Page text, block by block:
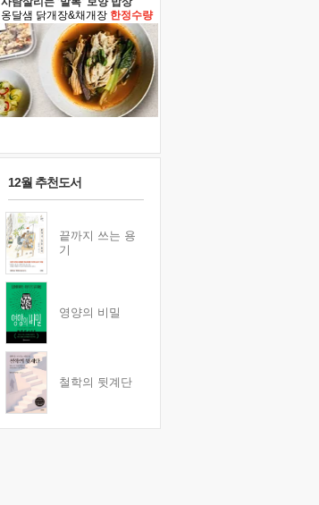
옹달샘 닭개장&채개장 한정수량
12월 추천도서
끝까지 쓰는 용
기
영양의 비밀
철학의 뒷계단